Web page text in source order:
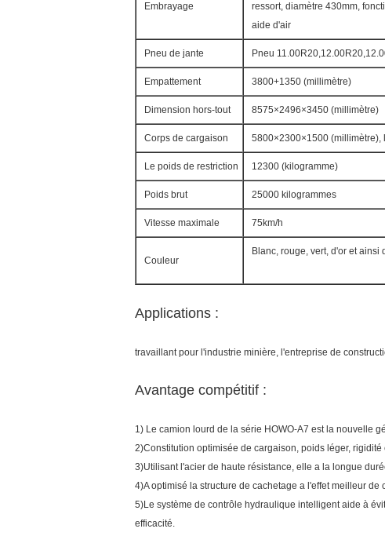
Embrayage
ressort, diamètre 430mm,
aide d'air
Pneu de jante Pneu
Empattement 3800+1350 (millimètre)
Dimension hors-tout 8575×2496×3450 (millimètre)
Corps de cargaison 5800×2300×1500 (millimètre),
Le poids de restriction 12300 (kilogramme)
Poids brut 25000 kilogrammes
Vitesse maximale 75km/h
Couleur
Blanc, rouge, vert, d'or et ainsi
Applications :
travaillant pour l'industrie minière, l'entreprise de
Avantage compétitif :
1) Le camion lourd de la série HOWO-A7 est la nouvelle
2)Constitution optimisée de cargaison, poids léger,
3)Utilisant l'acier de haute résistance, elle a la longue
4)A optimisé la structure de cachetage a l'effet meilleur de
5)Le système de contrôle hydraulique intelligent aide à
efficacité.